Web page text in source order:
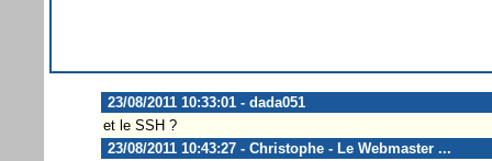
23/08/2011 10:33:01 - dada051
et le SSH ?
23/08/2011 10:43:27 - Christophe - Le Webmaster ...